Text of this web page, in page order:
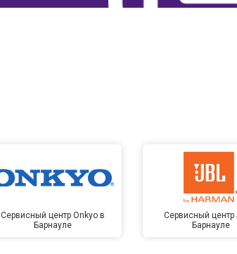
Сервисный центр Onkyo в
Барнауле
Сервисный центр
Барнауле